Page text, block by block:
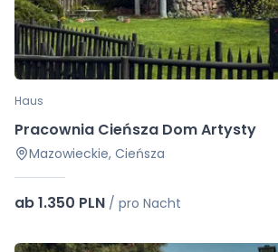
Haus
Pracownia Cieńsza Dom Artysty
Mazowieckie, Cieńsza
ab 1.350 PLN / pro Nacht